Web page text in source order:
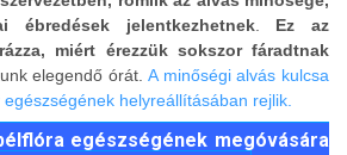
ébredések jelentkezhetnek. Ez az
miért érezzük sokszor fáradtnak
elegendő órát. A minőségi alvás kulcsa
helyreállításában rejlik.
egészségének megóvására